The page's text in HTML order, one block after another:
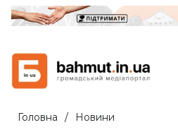
Головна Новини